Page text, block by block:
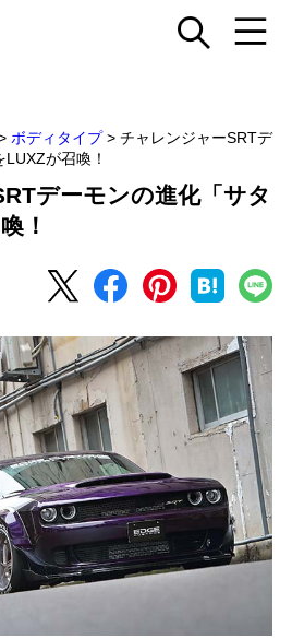
ボディタイプ > チャレンジャーSRTデ
が召喚！
デーモンの進化「サタ
！